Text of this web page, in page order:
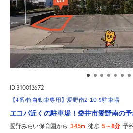
ID:310012672
【4番/軽自動車専用】愛野南2-10-9駐車場
エコパ近くの駐車場！袋井市愛野南の予
愛野みらい保育園から 345m 徒歩 5～8分 予